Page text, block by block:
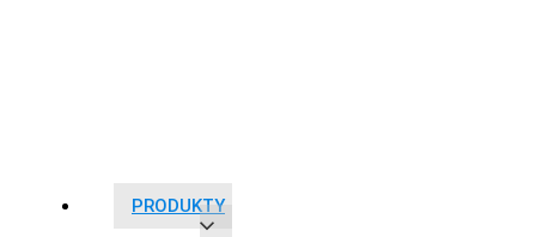
PRODUKTY